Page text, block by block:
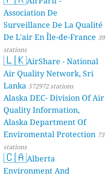
Association De
Surveillance De La Qualité
De L'air En Île-de-France 39
stations
🇱🇰AirShare - National
Air Quality Network, Sri
Lanka 572972 stations
Alaska DEC- Division Of Air
Quality Information,
Alaska Department Of
Enviromental Protection 73
stations
🇨🇦Alberta
Environment And